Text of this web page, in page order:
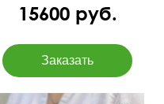
15600 руб.